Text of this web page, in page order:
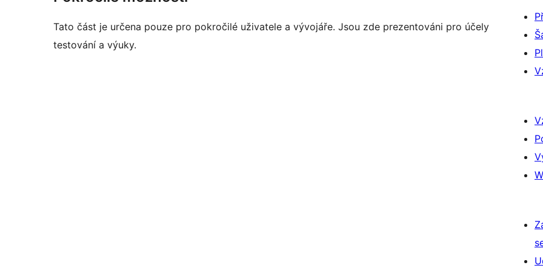
Tato část je určena pouze pro pokročilé uživatele a vývojáře. Jsou zde prezentováni pro účely
testování a výuky.